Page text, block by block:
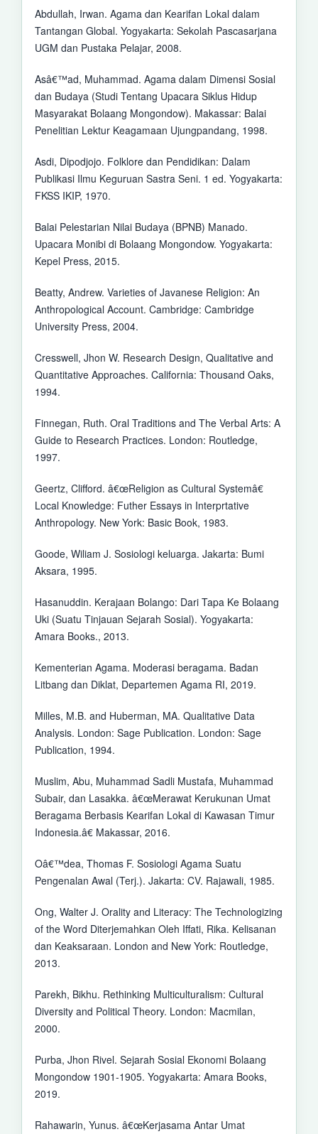
Abdullah, Irwan. Agama dan Kearifan Lokal dalam
Tantangan Global. Yogyakarta: Sekolah Pascasarjana
UGM dan Pustaka Pelajar, 2008.
Asâ€™ad, Muhammad. Agama dalam Dimensi Sosial
dan Budaya (Studi Tentang Upacara Siklus Hidup
Masyarakat Bolaang Mongondow). Makassar: Balai
Penelitian Lektur Keagamaan Ujungpandang, 1998.
Asdi, Dipodjojo. Folklore dan Pendidikan: Dalam
Publikasi Ilmu Keguruan Sastra Seni. 1 ed. Yogyakarta:
FKSS IKIP, 1970.
Balai Pelestarian Nilai Budaya (BPNB) Manado.
Upacara Monibi di Bolaang Mongondow. Yogyakarta:
Kepel Press, 2015.
Beatty, Andrew. Varieties of Javanese Religion: An
Anthropological Account. Cambridge: Cambridge
University Press, 2004.
Cresswell, Jhon W. Research Design, Qualitative and
Quantitative Approaches. California: Thousand Oaks,
1994.
Finnegan, Ruth. Oral Traditions and The Verbal Arts: A
Guide to Research Practices. London: Routledge,
1997.
Geertz, Clifford. â€œReligion as Cultural Systemâ€
Local Knowledge: Futher Essays in Interprtative
Anthropology. New York: Basic Book, 1983.
Goode, Wiliam J. Sosiologi keluarga. Jakarta: Bumi
Aksara, 1995.
Hasanuddin. Kerajaan Bolango: Dari Tapa Ke Bolaang
Uki (Suatu Tinjauan Sejarah Sosial). Yogyakarta:
Amara Books., 2013.
Kementerian Agama. Moderasi beragama. Badan
Litbang dan Diklat, Departemen Agama RI, 2019.
Milles, M.B. and Huberman, MA. Qualitative Data
Analysis. London: Sage Publication. London: Sage
Publication, 1994.
Muslim, Abu, Muhammad Sadli Mustafa, Muhammad
Subair, dan Lasakka. â€œMerawat Kerukunan Umat
Beragama Berbasis Kearifan Lokal di Kawasan Timur
Indonesia.â€ Makassar, 2016.
Oâ€™dea, Thomas F. Sosiologi Agama Suatu
Pengenalan Awal (Terj.). Jakarta: CV. Rajawali, 1985.
Ong, Walter J. Orality and Literacy: The Technologizing
of the Word Diterjemahkan Oleh Iffati, Rika. Kelisanan
dan Keaksaraan. London and New York: Routledge,
2013.
Parekh, Bikhu. Rethinking Multiculturalism: Cultural
Diversity and Political Theory. London: Macmilan,
2000.
Purba, Jhon Rivel. Sejarah Sosial Ekonomi Bolaang
Mongondow 1901-1905. Yogyakarta: Amara Books,
2019.
Rahawarin, Yunus. â€œKerjasama Antar Umat